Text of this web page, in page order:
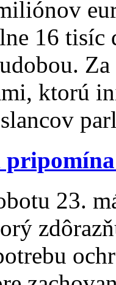
16 tisíc
ktorú
23.